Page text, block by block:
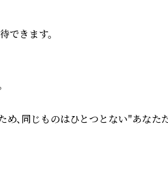
できます。
同じものはひとつとない"あな